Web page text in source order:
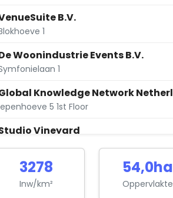
B.V.
1
Woonindustrie Events B.V.
1
5 1st Floor
Vineyard
Audiac Holding B.V.
Nederhoeve 10
3278
Inw/km²
54,0ha
Oppervlakte